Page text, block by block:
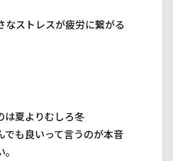
なストレスが疲労に繋がる
は夏よりむしろ冬
でも良いって言うのが本音